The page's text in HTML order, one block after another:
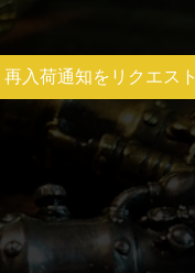
再入荷通知をリクエスト